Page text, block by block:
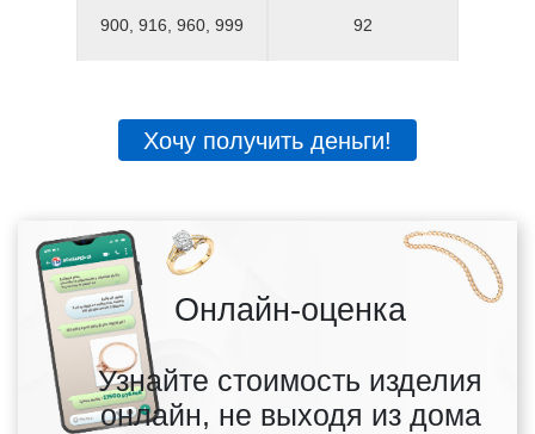
900, 916, 960, 999 92
Хочу получить деньги!
Онлайн-оценка
Узнайте стоимость изделия
онлайн, не выходя из дома